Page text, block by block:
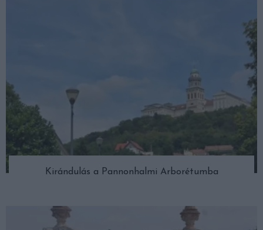
Kirándulás a Pannonhalmi Arborétumba